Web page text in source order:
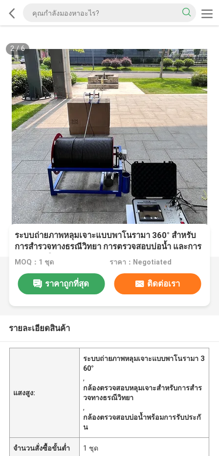
2/6
ระบบถ่ายภาพหลุมเจาะแบบพาโนรามา 360° สำหรับ
การสำรวจทางธรณีวิทยา การตรวจสอบบ่อน้ำ และการ
สำรวจเหมืองแร่
MOQ：1 ชุด ราคา：Negotiated
ราคาถูกที่สุด ติดต่อเรา
รายละเอียดสินค้า
แสงสูง:
ระบบถ่ายภาพหลุมเจาะแบบพาโนรามา 3
60°
,
กล้องตรวจสอบหลุมเจาะสำหรับการสำร
วจทางธรณีวิทยา
,
กล้องตรวจสอบบ่อน้ำพร้อมการรับประกั
น
จำนวนสั่งซื้อขั้นต่ำ 1 ชุด